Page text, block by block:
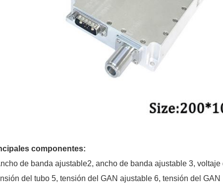
componentes:
de banda ajustable2, ancho de banda ajustable 3,
del tubo 5, tensión del GAN ajustable 6, tensión del GAN